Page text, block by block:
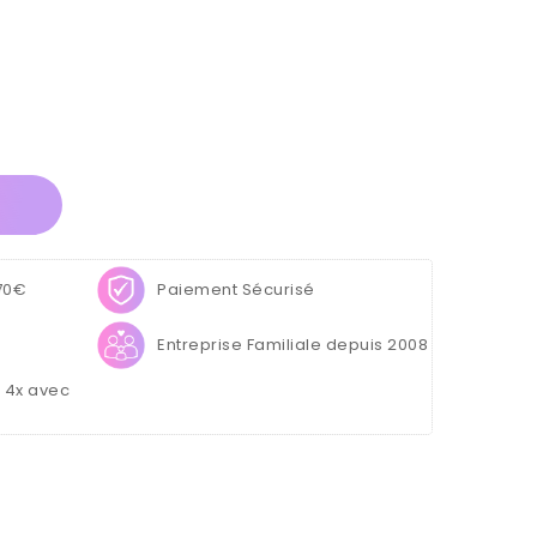
Paiement Sécurisé
Entreprise Familiale depuis 2008
4x avec